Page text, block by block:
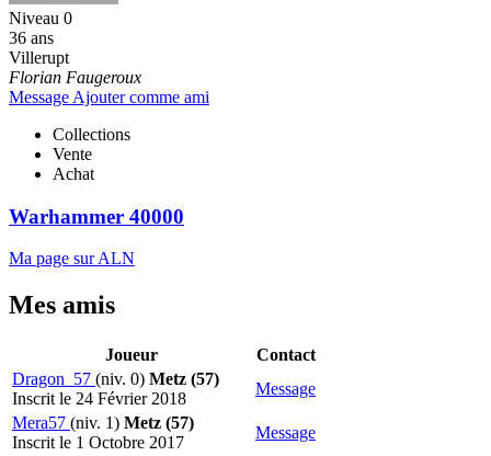
Niveau 0
36 ans
Villerupt
Florian Faugeroux
Message Ajouter comme ami
Collections
Vente
Achat
Warhammer 40000
Ma page sur ALN
Mes amis
Joueur
Contact
Dragon_57 (niv. 0) Metz (57)
Inscrit le 24 Février 2018
Message
Mera57 (niv. 1) Metz (57)
Inscrit le 1 Octobre 2017
Message